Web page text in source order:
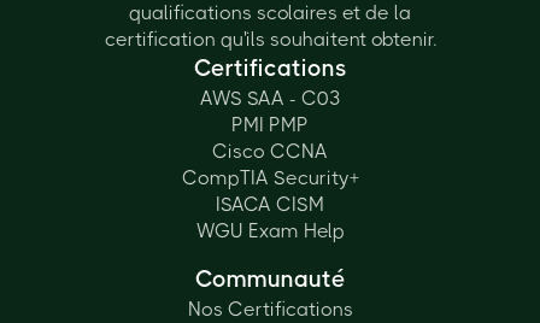
qualifications scolaires et de la
certification qu'ils souhaitent obtenir.
Certifications
AWS SAA - C03
PMI PMP
Cisco CCNA
CompTIA Security+
ISACA CISM
WGU Exam Help
Communauté
Nos Certifications